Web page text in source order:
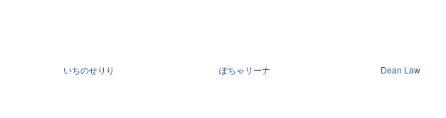
いちのせりり ぽちゃリーナ Dean Law